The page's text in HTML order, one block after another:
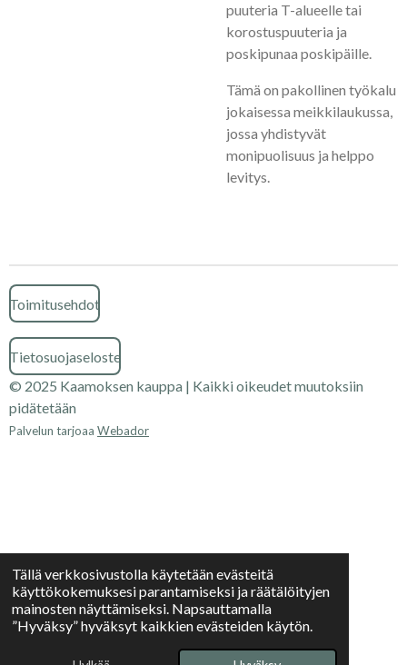
Tällä verkkosivustolla käytetään evästeitä
käyttökokemuksesi parantamiseksi ja räätälöityjen
mainosten näyttämiseksi. Napsauttamalla
”Hyväksy” hyväksyt kaikkien evästeiden käytön.
puuteria T-alueelle tai
korostuspuuteria ja
poskipunaa poskipäille.
Tämä on pakollinen työkalu
jokaisessa meikkilaukussa,
jossa yhdistyvät
monipuolisuus ja helppo
levitys.
Toimitusehdot
Tietosuojaseloste
© 2025 Kaamoksen kauppa | Kaikki oikeudet muutoksiin
pidätetään
Palvelun tarjoaa Webador